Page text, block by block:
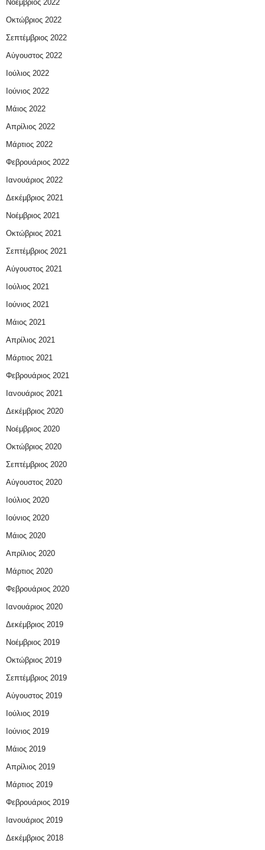
Νοέμβριος 2022
Οκτώβριος 2022
Σεπτέμβριος 2022
Αύγουστος 2022
Ιούλιος 2022
Ιούνιος 2022
Μάιος 2022
Απρίλιος 2022
Μάρτιος 2022
Φεβρουάριος 2022
Ιανουάριος 2022
Δεκέμβριος 2021
Νοέμβριος 2021
Οκτώβριος 2021
Σεπτέμβριος 2021
Αύγουστος 2021
Ιούλιος 2021
Ιούνιος 2021
Μάιος 2021
Απρίλιος 2021
Μάρτιος 2021
Φεβρουάριος 2021
Ιανουάριος 2021
Δεκέμβριος 2020
Νοέμβριος 2020
Οκτώβριος 2020
Σεπτέμβριος 2020
Αύγουστος 2020
Ιούλιος 2020
Ιούνιος 2020
Μάιος 2020
Απρίλιος 2020
Μάρτιος 2020
Φεβρουάριος 2020
Ιανουάριος 2020
Δεκέμβριος 2019
Νοέμβριος 2019
Οκτώβριος 2019
Σεπτέμβριος 2019
Αύγουστος 2019
Ιούλιος 2019
Ιούνιος 2019
Μάιος 2019
Απρίλιος 2019
Μάρτιος 2019
Φεβρουάριος 2019
Ιανουάριος 2019
Δεκέμβριος 2018